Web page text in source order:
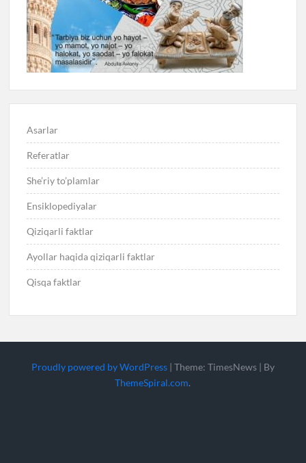
Asarlar
Referatlar
She’riy to’plamlar
Ensiklopediyalar
Qiziqarli faktlar
Ayollar haqida qiziqarli faktlar
Qisqa faktlar
Proudly powered by WordPress | Theme: TimesNews | By
ThemeSpiral.com.